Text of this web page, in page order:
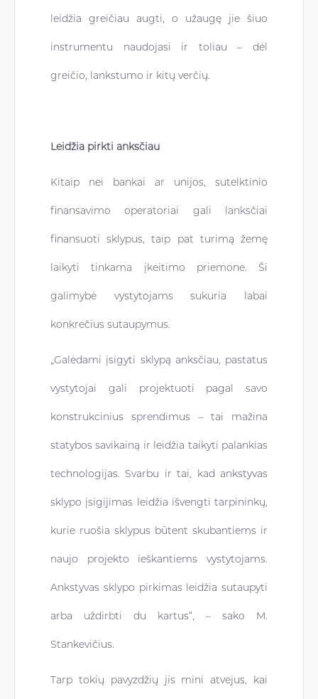
leidžia greičiau augti, o užaugę jie šiuo
instrumentu naudojasi ir toliau – dėl
greičio, lankstumo ir kitų verčių.
Leidžia pirkti anksčiau
Kitaip nei bankai ar unijos, sutelktinio
finansavimo operatoriai gali lanksčiai
finansuoti sklypus, taip pat turimą žemę
laikyti tinkama įkeitimo priemone. Ši
galimybė vystytojams sukuria labai
konkrečius sutaupymus.
„Galėdami įsigyti sklypą anksčiau, pastatus
vystytojai gali projektuoti pagal savo
konstrukcinius sprendimus – tai mažina
statybos savikainą ir leidžia taikyti palankias
technologijas. Svarbu ir tai, kad ankstyvas
sklypo įsigijimas leidžia išvengti tarpininkų,
kurie ruošia sklypus būtent skubantiems ir
naujo projekto ieškantiems vystytojams.
Ankstyvas sklypo pirkimas leidžia sutaupyti
arba uždirbti du kartus“, – sako M.
Stankevičius.
Tarp tokių pavyzdžių jis mini atvejus, kai